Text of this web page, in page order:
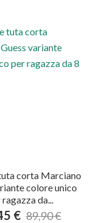
corta Marciano
colore unico
da...
€ 89,90 €